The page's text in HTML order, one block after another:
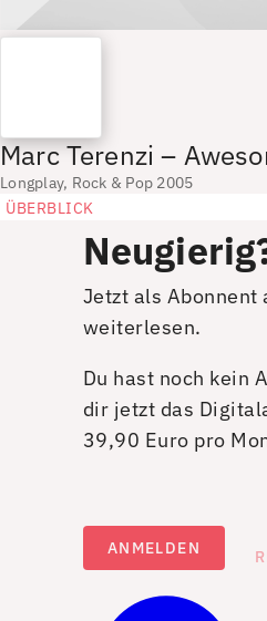
Marc Terenzi –
Longplay, Rock & Pop 2005
ÜBERBLICK
Jetzt als Abonnent
weiterlesen.
Du hast noch kein
dir jetzt das
39,90 Euro pro
ANMELDEN